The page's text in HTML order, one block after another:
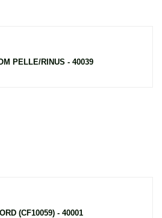
PELLE/RINUS - 40039
(CF10059) - 40001